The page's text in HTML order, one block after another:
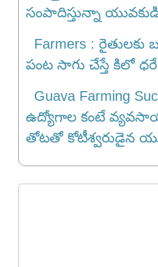
సంపాదిస్తున్నా
Farmers :
పంట సాగు చేస్తే కిలో ధరే
Guava Farming
ఉద్యోగాల కంటే
తోటతో కోటీశ్వరుడైన